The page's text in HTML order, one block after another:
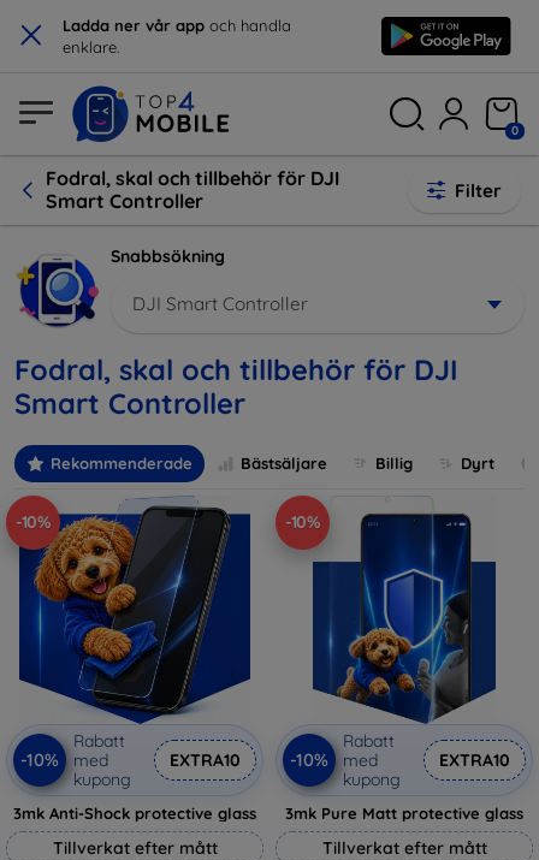
× Ladda ner vår app och handla
enklare.
0
Fodral, skal och tillbehör för DJI
Smart Controller
Filter
Snabbsökning
DJI Smart Controller
Fodral, skal och tillbehör för DJI
Smart Controller
Rekommenderade Bästsäljare Billig Dyrt
-10%
-10%
Rabatt
med
kupong
EXTRA10
3mk Anti-Shock protective glass
Tillverkat efter mått
-10%
-10%
Rabatt
med
kupong
EXTRA10
3mk Pure Matt protective glass
Tillverkat efter mått